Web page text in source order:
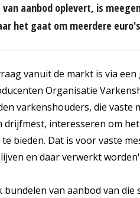
aanbod oplevert, is
het gaat om meerdere
vanuit de markt is via
Organisatie
varkenshouders, die
drijfmest, interesseren om
bieden. Dat is voor vaste
en daar verwerkt
bundelen van aanbod van